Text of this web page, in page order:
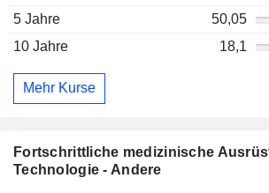
5 Jahre
50,05
10 Jahre
18,1
Mehr Kurse
Fortschrittliche medizinische
Technologie - Andere